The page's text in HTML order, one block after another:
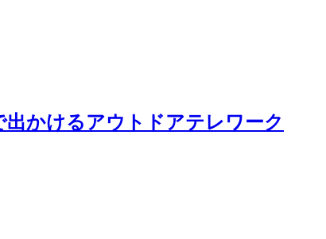
出かけるアウトドアテレワーク